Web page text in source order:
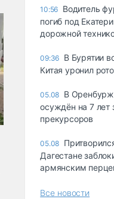
10:56 Водитель
погиб под
дорожной
09:36 В Бурятии
Китая уронил
05.08 В
осуждён на 7 лет
прекурсоров
05.08
Дагестане
армянским
Все новости